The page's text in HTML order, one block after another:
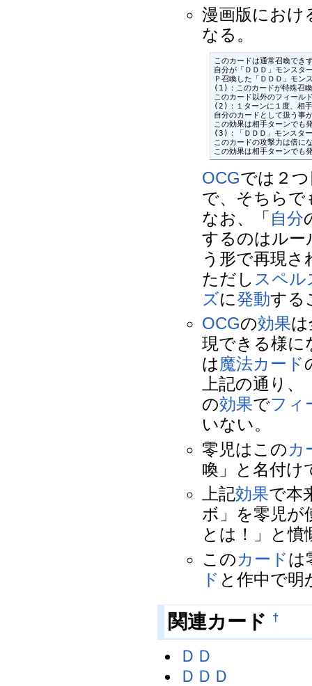
漫画版におけ
なる。
このカードは通常召喚でき
自分が「ＤＤＤ」モンスタ
Ｐ召喚した「ＤＤＤ」モン
(1)：このカードが特殊召
このカード以外のフィール
(2)：１ターンに１度、相
自分のカードとして扱う事
この効果は相手ターンでも
(3)：「ＤＤＤ」モンスタ
このカードの攻撃力は倍に
この効果は相手ターンでも
OCGでは２
で、そちらで
なお、「自分
するのはルー
う形で再現さ
ただし スペ
ズに発動する
OCGの効果
現できる様に
は魔法カード
上記の通り、
の効果でフィ
いない。
零児はこのカ
喚」と名付け
上記効果で本
ボ」を零児が
とは！」と憤
このカードは
ド と作中で
関連カード †
ＤＤ
ＤＤＤ